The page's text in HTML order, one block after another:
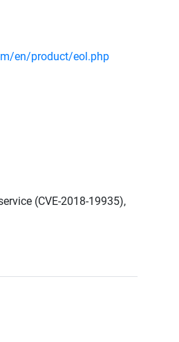
en/product/eol.php
(CVE-2018-19935),